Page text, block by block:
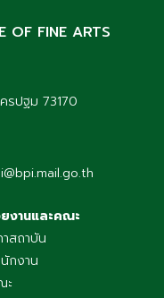
OF FINE ARTS
รปฐม 73170
งานและคณะ
สถาบัน
กงาน
ะ